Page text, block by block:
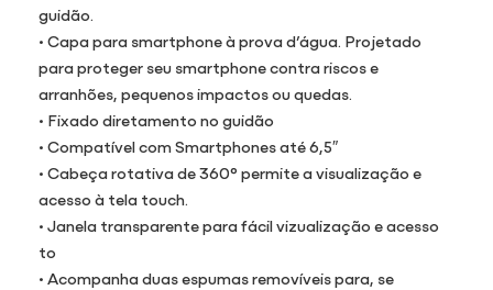
guidão.
• Capa para smartphone à prova d’água. Projetado
para proteger seu smartphone contra riscos e
arranhões, pequenos impactos ou quedas.
• Fixado diretamento no guidão
• Compatível com Smartphones até 6,5″
• Cabeça rotativa de 360° permite a visualização e
acesso à tela touch.
• Janela transparente para fácil vizualização e acesso
to
• Acompanha duas espumas removíveis para, se